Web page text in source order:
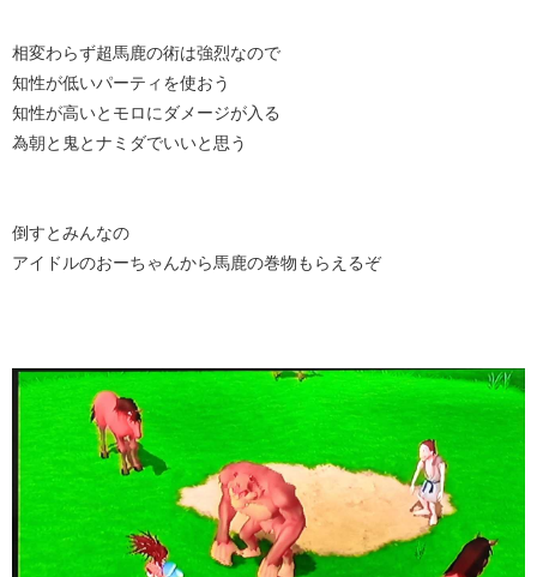
相変わらず超馬鹿の術は強烈なので
知性が低いパーティを使おう
知性が高いとモロにダメージが入る
為朝と鬼とナミダでいいと思う
倒すとみんなの
アイドルのおーちゃんから馬鹿の巻物もらえるぞ